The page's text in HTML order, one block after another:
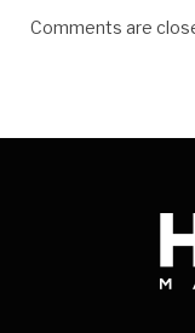
Comments are